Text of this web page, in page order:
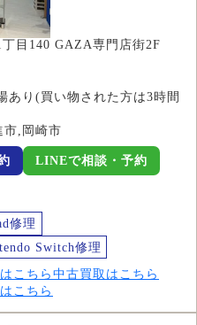
目140 GAZA専門店街2F
あり(買い物された方は3時間
市,岡崎市
LINEで相談・予約
修理
Switch修理
こちら 中古買取はこちら
こちら